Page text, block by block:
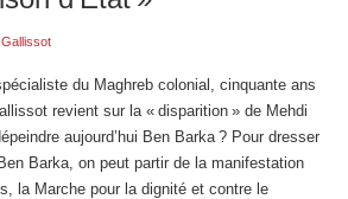
du Maghreb colonial, cinquante ans
revient sur la « disparition » de Mehdi
aujourd’hui Ben Barka ? Pour dresser
Barka, on peut partir de la manifestation
la Marche pour la dignité et contre le